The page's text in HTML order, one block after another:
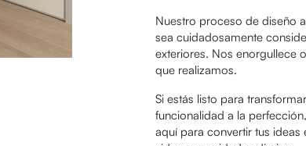
Nuestro proceso de diseño
sea cuidadosamente
exteriores. Nos enorgullece
que realizamos.
Si estás listo para
funcionalidad a la
aquí para convertir tus